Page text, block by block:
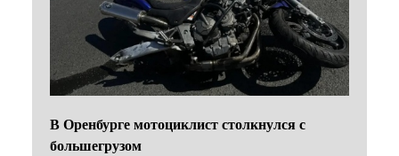
В Оренбурге мотоциклист столкнулся с
большегрузом